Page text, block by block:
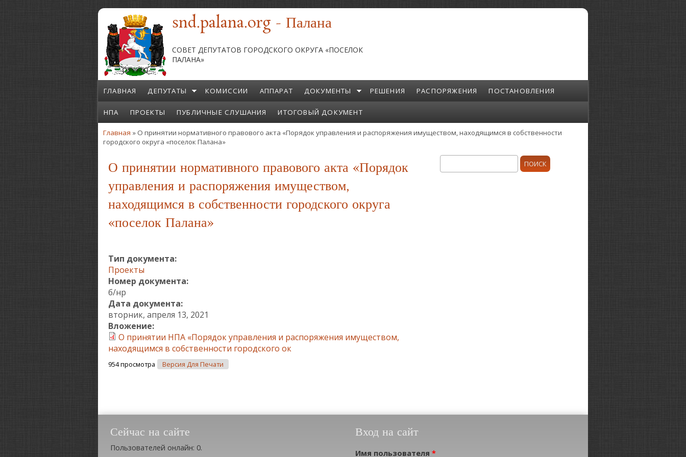
Перейти к основному содержанию snd.palana.org - Палана
СОВЕТ ДЕПУТАТОВ ГОРОДСКОГО ОКРУГА «ПОСЕЛОК
ПАЛАНА»
ГЛАВНАЯ ДЕПУТАТЫ КОМИССИИ АППАРАТ ДОКУМЕНТЫ РЕШЕНИЯ РАСПОРЯЖЕНИЯ ПОСТАНОВЛЕНИЯ
НПА ПРОЕКТЫ ПУБЛИЧНЫЕ СЛУШАНИЯ ИТОГОВЫЙ ДОКУМЕНТ
Вы здесь
Главная » О принятии нормативного правового акта «Порядок управления и распоряжения имуществом, находящимся в собственности
городского округа «поселок Палана»
О принятии нормативного правового акта «Порядок
управления и распоряжения имуществом,
находящимся в собственности городского округа
«поселок Палана»
Тип документа:
Проекты
Номер документа:
б/нр
Дата документа:
вторник, апреля 13, 2021
Вложение:
О принятии НПА «Порядок управления и распоряжения имуществом,
находящимся в собственности городского ок
954 просмотра Версия Для Печати
Форма поиска
Сейчас на сайте
Пользователей онлайн: 0.
Вход на сайт
Имя пользователя *